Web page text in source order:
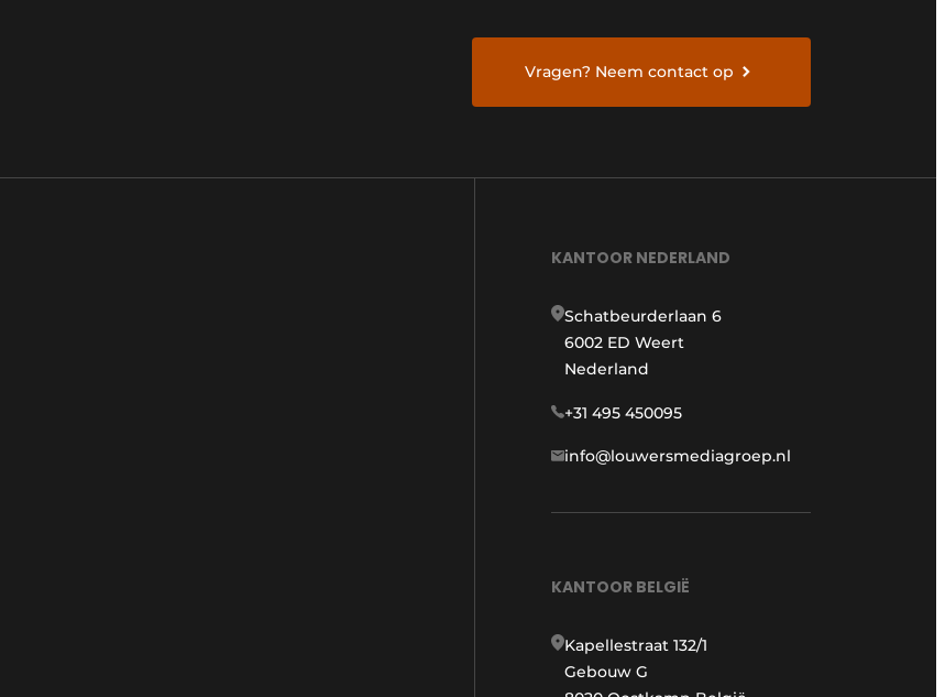
Vragen? Neem contact op
KANTOOR NEDERLAND
Schatbeurderlaan 6
6002 ED Weert
Nederland
+31 495 450095
info@louwersmediagroep.nl
KANTOOR BELGIË
Kapellestraat 132/1
Gebouw G